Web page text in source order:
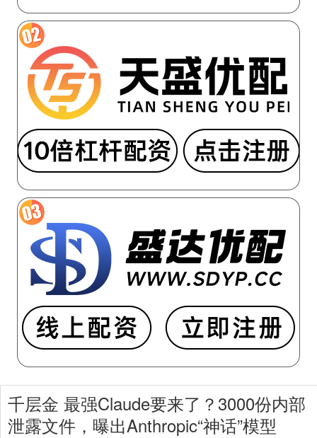
千层金 最强Claude要来了？3000份内部
泄露文件，曝出Anthropic“神话”模型